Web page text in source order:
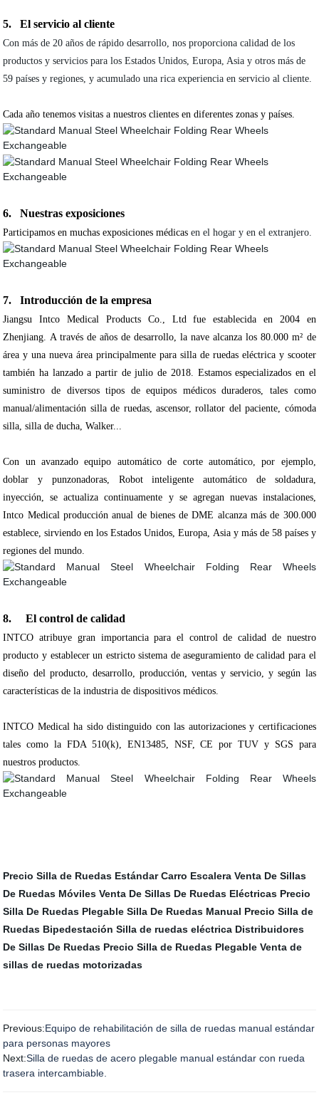
5. El servicio al cliente
Con más de 20 años de rápido desarrollo, nos proporciona calidad de los
productos y servicios para los Estados Unidos, Europa, Asia y otros más de
59 países y regiones, y acumulado una rica experiencia en servicio al cliente.
Cada año tenemos visitas a nuestros clientes en diferentes zonas y países.
6. Nuestras exposiciones
Participamos en muchas exposiciones médicas en el hogar y en el extranjero.
7. Introducción de la empresa
Jiangsu Intco Medical Products Co., Ltd fue establecida en 2004 en
Zhenjiang. A través de años de desarrollo, la nave alcanza los 80.000 m² de
área y una nueva área principalmente para silla de ruedas eléctrica y scooter
también ha lanzado a partir de julio de 2018. Estamos especializados en el
suministro de diversos tipos de equipos médicos duraderos, tales como
manual/alimentación silla de ruedas, ascensor, rollator del paciente, cómoda
silla, silla de ducha, Walker...
Con un avanzado equipo automático de corte automático, por ejemplo,
doblar y punzonadoras, Robot inteligente automático de soldadura,
inyección, se actualiza continuamente y se agregan nuevas instalaciones,
Intco Medical producción anual de bienes de DME alcanza más de 300.000
establece, sirviendo en los Estados Unidos, Europa, Asia y más de 58 países y
regiones del mundo.
8. El control de calidad
INTCO atribuye gran importancia para el control de calidad de nuestro
producto y establecer un estricto sistema de aseguramiento de calidad para el
diseño del producto, desarrollo, producción, ventas y servicio, y según las
características de la industria de dispositivos médicos.
INTCO Medical ha sido distinguido con las autorizaciones y certificaciones
tales como la FDA 510(k), EN13485, NSF, CE por TUV y SGS para
nuestros productos.
Precio Silla de Ruedas Estándar Carro Escalera Venta De Sillas
De Ruedas Móviles Venta De Sillas De Ruedas Eléctricas Precio
Silla De Ruedas Plegable Silla De Ruedas Manual Precio Silla de
Ruedas Bipedestación Silla de ruedas eléctrica Distribuidores
De Sillas De Ruedas Precio Silla de Ruedas Plegable Venta de
sillas de ruedas motorizadas
Previous:Equipo de rehabilitación de silla de ruedas manual estándar
para personas mayores
Next:Silla de ruedas de acero plegable manual estándar con rueda
trasera intercambiable.